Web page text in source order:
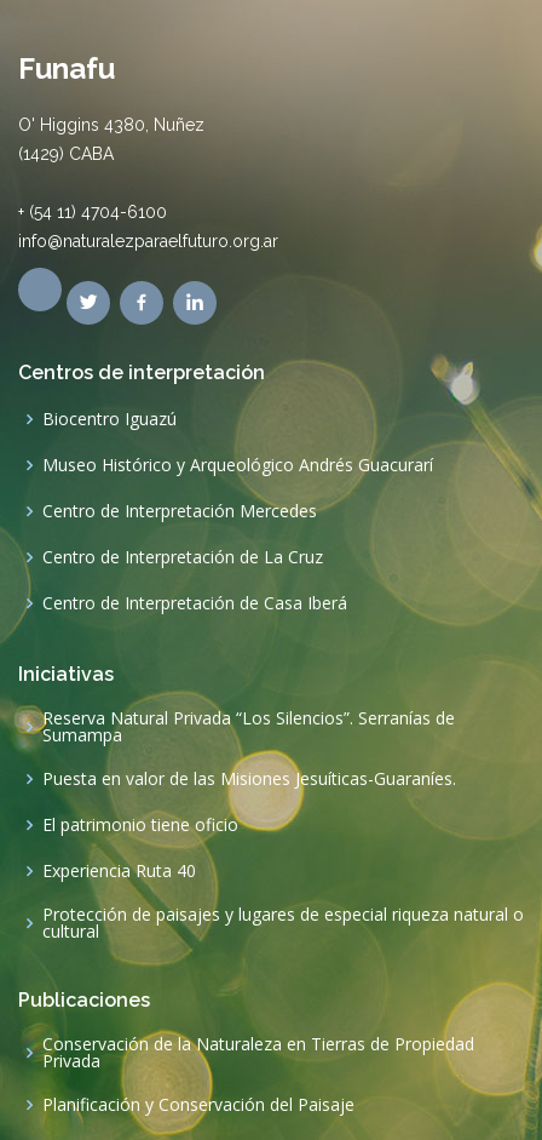
Funafu
O' Higgins 4380, Nuñez
(1429) CABA
+ (54 11) 4704-6100
info@naturalezparaelfuturo.org.ar
Centros de interpretación
Biocentro Iguazú
Museo Histórico y Arqueológico Andrés Guacurarí
Centro de Interpretación Mercedes
Centro de Interpretación de La Cruz
Centro de Interpretación de Casa Iberá
Iniciativas
Reserva Natural Privada “Los Silencios”. Serranías de
Sumampa
Puesta en valor de las Misiones Jesuíticas-Guaraníes.
El patrimonio tiene oficio
Experiencia Ruta 40
Protección de paisajes y lugares de especial riqueza natural o
cultural
Publicaciones
Conservación de la Naturaleza en Tierras de Propiedad
Privada
Planificación y Conservación del Paisaje